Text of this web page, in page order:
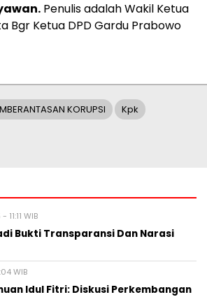
Penulis adalah Wakil Ketua
Bgr Ketua DPD Gardu Prabowo
KORUPSI Kpk
WIB
Bukti Transparansi Dan Narasi
WIB
Idul Fitri: Diskusi Perkembangan